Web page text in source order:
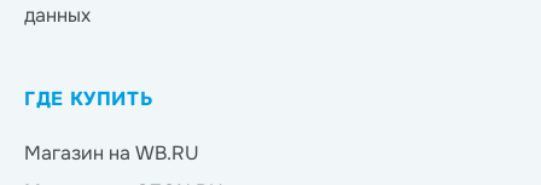
данных
ГДЕ КУПИТЬ
Магазин на WB.RU